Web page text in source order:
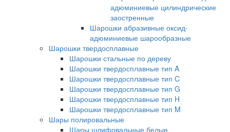
адюминиевые цилиндрические
заостренные
Шарошки абразивные оксид-
адюминиевые шарообразные
Шарошки твердосплавные
Шарошки стальные по дереву
Шарошки твердосплавные тип A
Шарошки твердосплавные тип C
Шарошки твердосплавные тип G
Шарошки твердосплавные тип H
Шарошки твердосплавные тип M
Шары полировальные
Шары шлифовальные белые